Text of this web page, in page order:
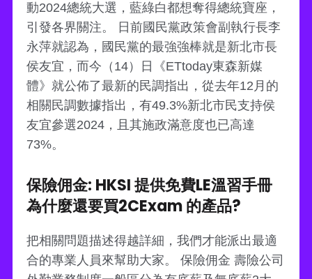
動2024總統大選，藍綠白都想奪得總統寶座，
引發各界關注。 日前國民黨政策會副執行長李
永萍就認為，國民黨的最強強棒就是新北市長
侯友宜，而今（14）日《ETtoday東森新媒
體》就公佈了最新的民調指出，從去年12月的
相關民調數據指出，有49.3%新北市民支持侯
友宜參選2024，且其施政滿意度也已高達
73%。
保險佣金: HKSI 提供免費LE溫習手冊
為什麼還要買2CExam 的產品?
把相關問題描述得越詳細，我們才能派出最適
合的專業人員來幫助大家。 保險佣金 壽險公司